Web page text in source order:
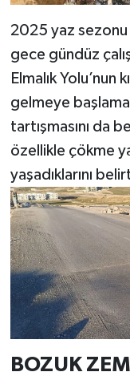
2025 yaz
gece gündüz
Elmalık Yolu’nun
gelmeye
tartışmasını da
özellikle çökme
yaşadıklarını
BOZUK